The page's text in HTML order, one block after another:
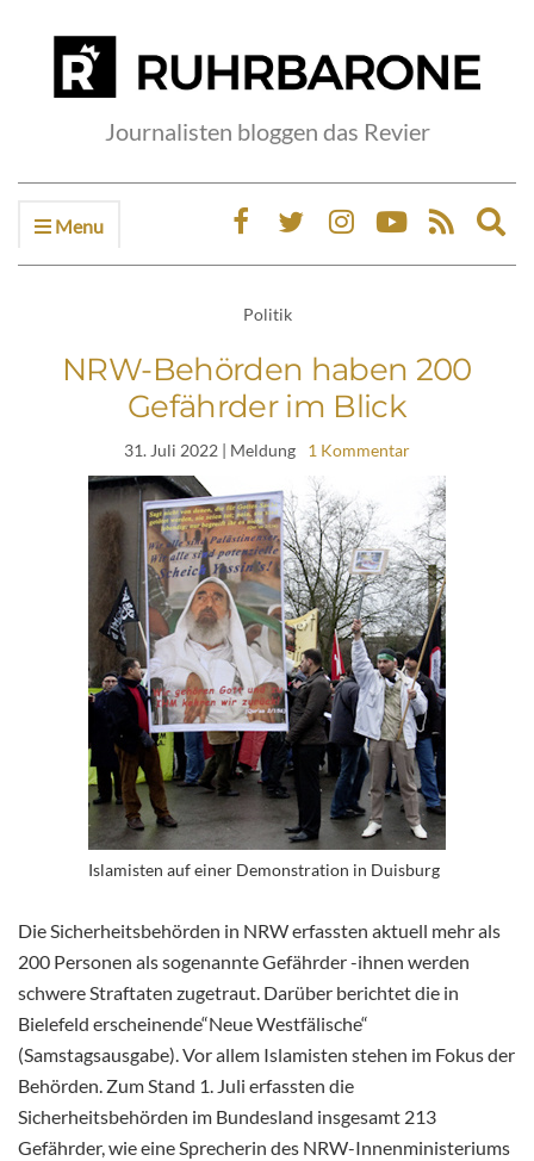
Journalisten bloggen das Revier
Menu
Politik
NRW-Behörden haben 200
Gefährder im Blick
31. Juli 2022 | Meldung 1 Kommentar
Islamisten auf einer Demonstration in Duisburg
Die Sicherheitsbehörden in NRW erfassten aktuell mehr als
200 Personen als sogenannte Gefährder -ihnen werden
schwere Straftaten zugetraut. Darüber berichtet die in
Bielefeld erscheinende“Neue Westfälische“
(Samstagsausgabe). Vor allem Islamisten stehen im Fokus der
Behörden. Zum Stand 1. Juli erfassten die
Sicherheitsbehörden im Bundesland insgesamt 213
Gefährder, wie eine Sprecherin des NRW-Innenministeriums